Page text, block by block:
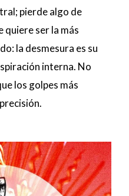
pierde algo de
quiere ser la más
la desmesura es su
interna. No
los golpes más